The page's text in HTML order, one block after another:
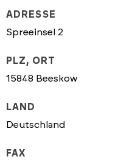
ADRESSE
Spreeinsel 2
PLZ, ORT
15848 Beeskow
LAND
Deutschland
FAX